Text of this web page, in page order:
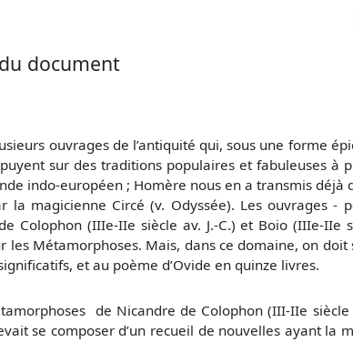
document
ouvrages de l’antiquité qui, sous une forme
sur des traditions populaires et fabuleuses
indo-européen ; Homère nous en a transmis déjà
la magicienne Circé (v. Odyssée). Les ouvrages -
Colophon (IIIe-IIe siècle av. J.-C.) et Boio (IIIe-
les Métamorphoses. Mais, dans ce domaine, on
et au poème d’Ovide en quinze livres.
de Nicandre de Colophon (III-IIe
se composer d’un recueil de nouvelles ayant